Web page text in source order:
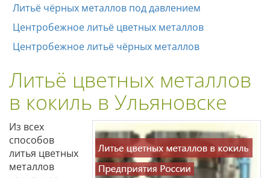
Литьё чёрных металлов под давлением
Центробежное литьё цветных металлов
Центробежное литьё чёрных металлов
Литьё цветных металлов
в кокиль в Ульяновске
Из всех
способов
литья цветных
металлов